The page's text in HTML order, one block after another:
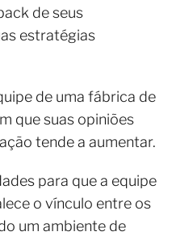
de seus
estratégias
de uma fábrica de
que suas opiniões
tende a aumentar.
para que a equipe
o vínculo entre os
um ambiente de